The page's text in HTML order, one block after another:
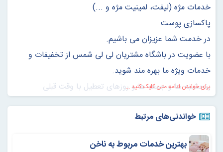
خدمات مژه (ليفت، لمينيت مژه و ...)
پاكسازى پوست
در خدمت شما عزيزان می باشيم.
با عضویت در باشگاه مشتریان لی لی شمس از تخفیفات و
خدمات ویژه ما بهره مند شوید.
پنجشنبه ها و جمعه ها و روزهای تعطیل با وقت قبلی
لاین‌های آموزشی در این رشته عبارتند از:
۱. دوره‌های پایه و عمومی*
برای خواندن ادامه متن کلیک کنید ...
خواندنی‌های مرتبط
بهترین خدمات مربوط به ناخن